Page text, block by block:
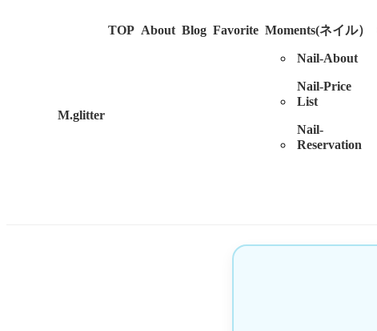
M.glitter
TOP About Blog Favorite Moments(ネイル）
Nail-About
Nail-Price
List
Nail-
Reservation